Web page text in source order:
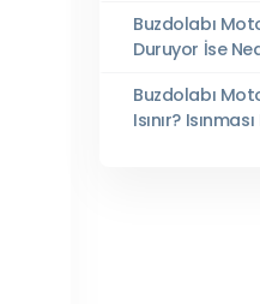
Buzdolabı
Duruyor İse
Buzdolabı
Isınır?